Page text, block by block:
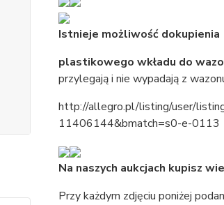
Istnieje możliwość dokupienia
plastikowego wkładu do
przylegają i nie wypadają z
http://allegro.pl/listing/user/
11406144&bmatch=s0-e-0113
Na naszych aukcjach kupisz
Przy każdym zdjęciu poniżej